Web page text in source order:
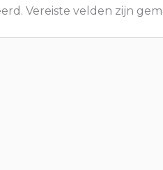
Vereiste velden zijn